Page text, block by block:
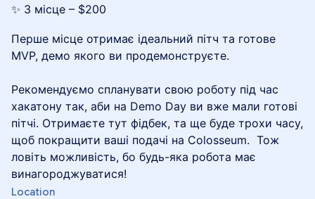
✨ 3 місце – $200
Перше місце отримає ідеальний пітч та готове
MVP, демо якого ви продемонструєте.​
Рекомендуємо спланувати свою роботу під час
хакатону так, аби на Demo Day ви вже мали готові
пітчі. Отримаєте тут фідбек, та ще буде трохи часу,
щоб покращити ваші подачі на Colosseum. Тож
ловіть можливість, бо будь-яка робота має
винагороджуватися!
Location